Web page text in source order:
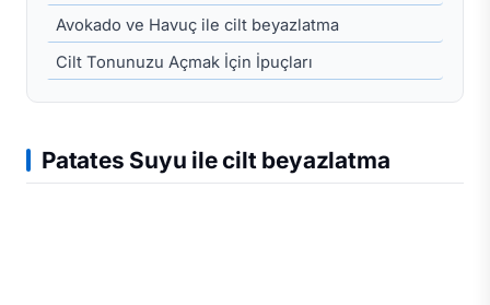
Avokado ve Havuç ile cilt beyazlatma
Cilt Tonunuzu Açmak İçin İpuçları
Patates Suyu ile cilt beyazlatma